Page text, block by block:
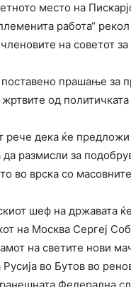
место на
работа“
на советот
прашање за
од политичката
рече дека ќе
да размисли за
во врска со
шеф на државата
на Москва Сергеј
на светите нови
во Бутов во